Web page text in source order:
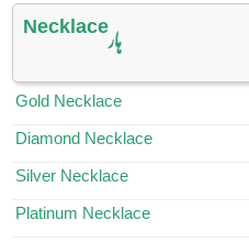
Necklaceہار
Gold Necklace
Diamond Necklace
Silver Necklace
Platinum Necklace